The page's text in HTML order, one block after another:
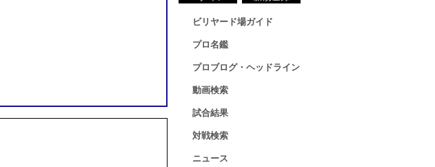
ビリヤード場ガイド
プロ名鑑
プロブログ・ヘッドライン
動画検索
試合結果
対戦検索
ニュース